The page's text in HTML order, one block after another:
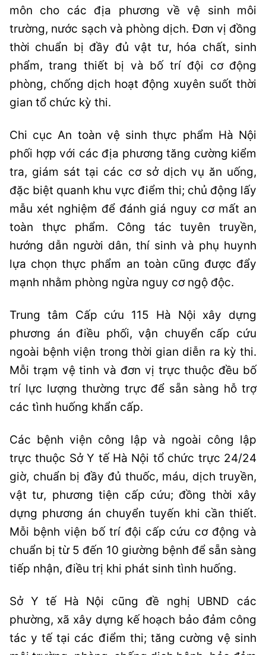
môn cho các địa phương về vệ sinh môi
trường, nước sạch và phòng dịch. Đơn vị đồng
thời chuẩn bị đầy đủ vật tư, hóa chất, sinh
phẩm, trang thiết bị và bố trí đội cơ động
phòng, chống dịch hoạt động xuyên suốt thời
gian tổ chức kỳ thi.
Chi cục An toàn vệ sinh thực phẩm Hà Nội
phối hợp với các địa phương tăng cường kiểm
tra, giám sát tại các cơ sở dịch vụ ăn uống,
đặc biệt quanh khu vực điểm thi; chủ động lấy
mẫu xét nghiệm để đánh giá nguy cơ mất an
toàn thực phẩm. Công tác tuyên truyền,
hướng dẫn người dân, thí sinh và phụ huynh
lựa chọn thực phẩm an toàn cũng được đẩy
mạnh nhằm phòng ngừa nguy cơ ngộ độc.
Trung tâm Cấp cứu 115 Hà Nội xây dựng
phương án điều phối, vận chuyển cấp cứu
ngoài bệnh viện trong thời gian diễn ra kỳ thi.
Mỗi trạm vệ tinh và đơn vị trực thuộc đều bố
trí lực lượng thường trực để sẵn sàng hỗ trợ
các tình huống khẩn cấp.
Các bệnh viện công lập và ngoài công lập
trực thuộc Sở Y tế Hà Nội tổ chức trực 24/24
giờ, chuẩn bị đầy đủ thuốc, máu, dịch truyền,
vật tư, phương tiện cấp cứu; đồng thời xây
dựng phương án chuyển tuyến khi cần thiết.
Mỗi bệnh viện bố trí đội cấp cứu cơ động và
chuẩn bị từ 5 đến 10 giường bệnh để sẵn sàng
tiếp nhận, điều trị khi phát sinh tình huống.
Sở Y tế Hà Nội cũng đề nghị UBND các
phường, xã xây dựng kế hoạch bảo đảm công
tác y tế tại các điểm thi; tăng cường vệ sinh